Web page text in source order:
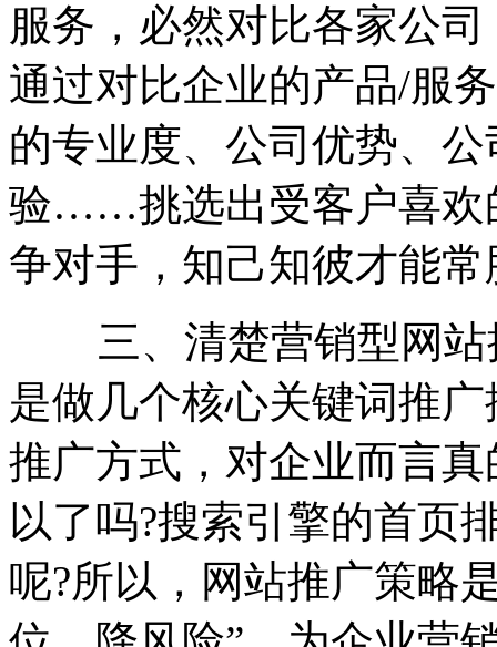
服务，必然对比各家公
通过对比企业的产品/服
的专业度、公司优势、
验……挑选出受客户喜欢
争对手，知己知彼才能常
三、清楚营销型网站
是做几个核心关键词推
推广方式，对企业而言
以了吗?搜索引擎的首页
呢?所以，网站推广策略